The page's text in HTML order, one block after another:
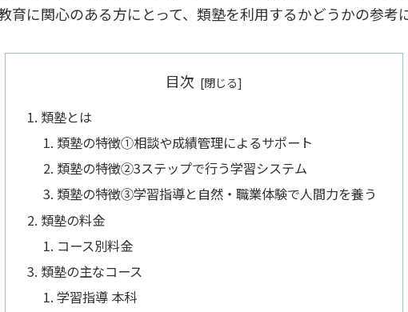
に関心のある方にとって、類塾を利用するかどうかの参考
目次
類塾とは
類塾の特徴①相談や成績管理によるサポート
類塾の特徴②3ステップで行う学習システム
類塾の特徴➂学習指導と自然・職業体験で人間力を養う
類塾の料金
コース別料金
類塾の主なコース
学習指導 本科